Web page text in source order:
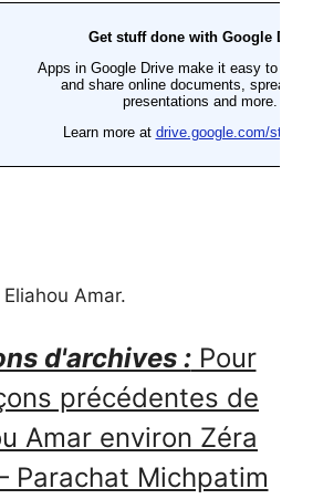
Amar.
d'archives :Pour
précédentes de
Amar environ Zéra
Parachat Michpatim